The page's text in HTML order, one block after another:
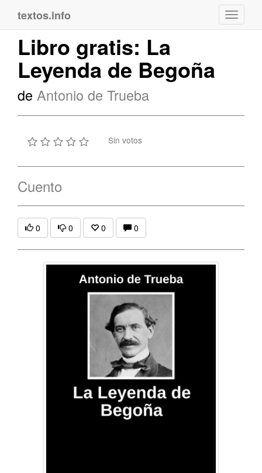
textos.info
Libro gratis: La
Leyenda de Begoña
de Antonio de Trueba
Sin votos
Cuento
0 0 0 0